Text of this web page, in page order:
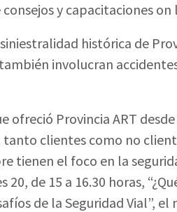
y capacitaciones on
histórica de
involucran
Provincia ART
clientes como no
el foco en la
de 15 a 16.30 horas,
de la Seguridad Vial”, el